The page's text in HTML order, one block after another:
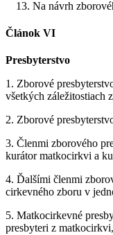
13. Na návrh
Článok VI
Presbyterstvo
1. Zborové
všetkých záležitostiach
2. Zborové
3. Členmi zborového
kurátor matkocirkvi a
4. Ďalšími členmi
cirkevného zboru v
5. Matkocirkevné
presbyteri z